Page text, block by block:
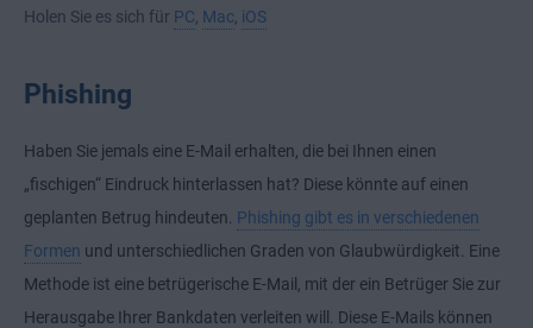
Holen Sie es sich für PC Mac iOS
Phishing
Haben Sie jemals eine E-Mail erhalten, die bei Ihnen einen
„fischigen“ Eindruck hinterlassen hat? Diese könnte auf einen
geplanten Betrug hindeuten. Phishing gibt es in verschiedenen
Formen und unterschiedlichen Graden von Glaubwürdigkeit. Eine
Methode ist eine betrügerische E-Mail, mit der ein Betrüger Sie zur
Herausgabe Ihrer Bankdaten verleiten will. Diese E-Mails können